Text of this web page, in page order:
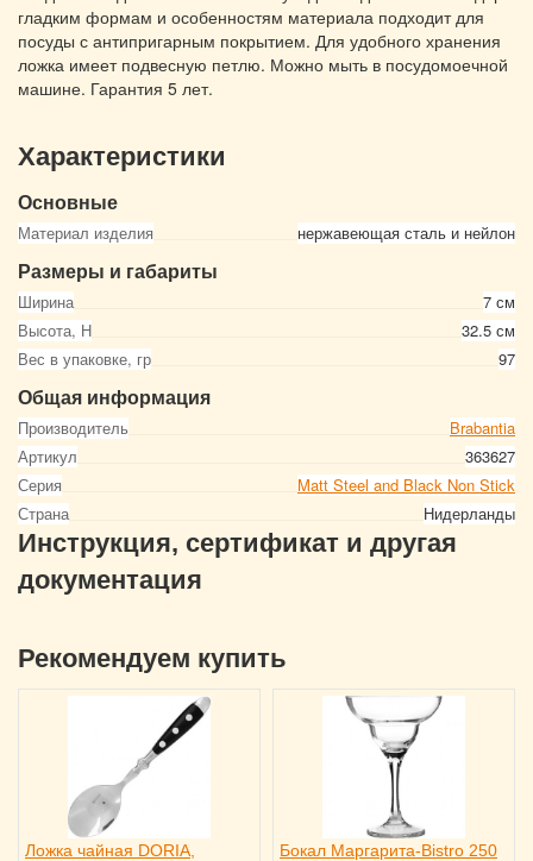
гладким формам и особенностям материала подходит для
посуды с антипригарным покрытием. Для удобного хранения
ложка имеет подвесную петлю. Можно мыть в посудомоечной
машине. Гарантия 5 лет.
Характеристики
Основные
Материал изделия нержавеющая сталь и нейлон
Размеры и габариты
Ширина
7 см
Высота, Н
32.5 см
Вес в упаковке, гр
97
Общая информация
Производитель
Brabantia
Артикул
363627
Серия
Matt Steel and Black Non Stick
Страна
Нидерланды
Инструкция, сертификат и другая
документация
Рекомендуем купить
Ложка чайная DORIA,
Бокал Маргарита-Bistro 250